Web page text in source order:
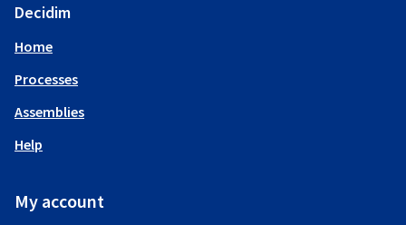
Decidim
Home
Processes
Assemblies
Help
My account